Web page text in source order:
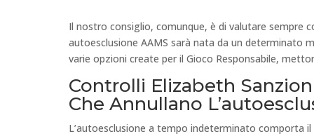
Il nostro consiglio, comunque, è di valutare sempre
autoesclusione AAMS sarà nata da un determinato
varie opzioni create per il Gioco Responsabile,
Controlli Elizabeth
Che Annullano
L’autoesclusione a tempo indeterminato comporta